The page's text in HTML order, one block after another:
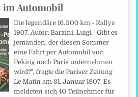
im Automobil
Die legendäre 16.000 km - Rallye
1907. Autor: Barzini, Luigi. "Gibt es
jemanden, der diesen Sommer
eine Fahrt per Automobil von
Peking nach Paris unternehmen
wird?", fragte die Pariser Zeitung
Le Matin am 31. Januar 1907. Es
meldeten sich 40 Teilnehmer für